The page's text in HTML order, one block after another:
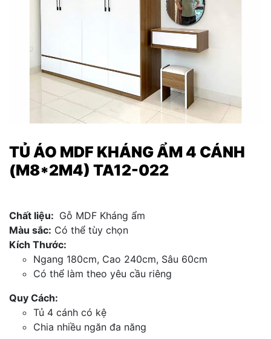
TỦ ÁO MDF KHÁNG ẨM 4 CÁNH
(M8*2M4) TA12-022
Chất liệu: Gỗ MDF Kháng ẩm
Màu sắc: Có thể tùy chọn
Kích Thước:
Ngang 180cm, Cao 240cm, Sâu 60cm
Có thể làm theo yêu cầu riêng
Quy Cách:
Tủ 4 cánh có kệ
Chia nhiều ngăn đa năng